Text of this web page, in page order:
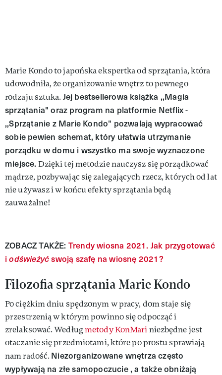
Marie Kondo to japońska ekspertka od sprzątania, która
udowodniła, że organizowanie wnętrz to pewnego
rodzaju sztuka. Jej bestsellerowa książka ,,Magia
sprzątania" oraz program na platformie Netflix -
,,Sprzątanie z Marie Kondo" pozwalają wypracować
sobie pewien schemat, który ułatwia utrzymanie
porządku w domu i wszystko ma swoje wyznaczone
miejsce. Dzięki tej metodzie nauczysz się porządkować
mądrze, pozbywając się zalegających rzecz, których od lat
nie używasz i w końcu efekty sprzątania będą
zauważalne!
ZOBACZ TAKŻE: Trendy wiosna 2021. Jak przygotować
iodświeżyćswoją szafę na wiosnę 2021?
Filozofia sprzątania Marie Kondo
Po ciężkim dniu spędzonym w pracy, dom staje się
przestrzenią w którym powinno się odpocząć i
zrelaksować. Wedługmetody KonMariniezbędne jest
otaczanie się przedmiotami, które po prostu sprawiają
nam radość. Niezorganizowane wnętrza często
wypływają na złe samopoczucie , a także obniżają